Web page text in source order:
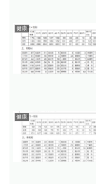
健康
健康